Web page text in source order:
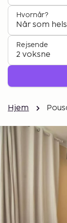
Hvornår?
Når som
Rejsende
2 voksne
Hjem